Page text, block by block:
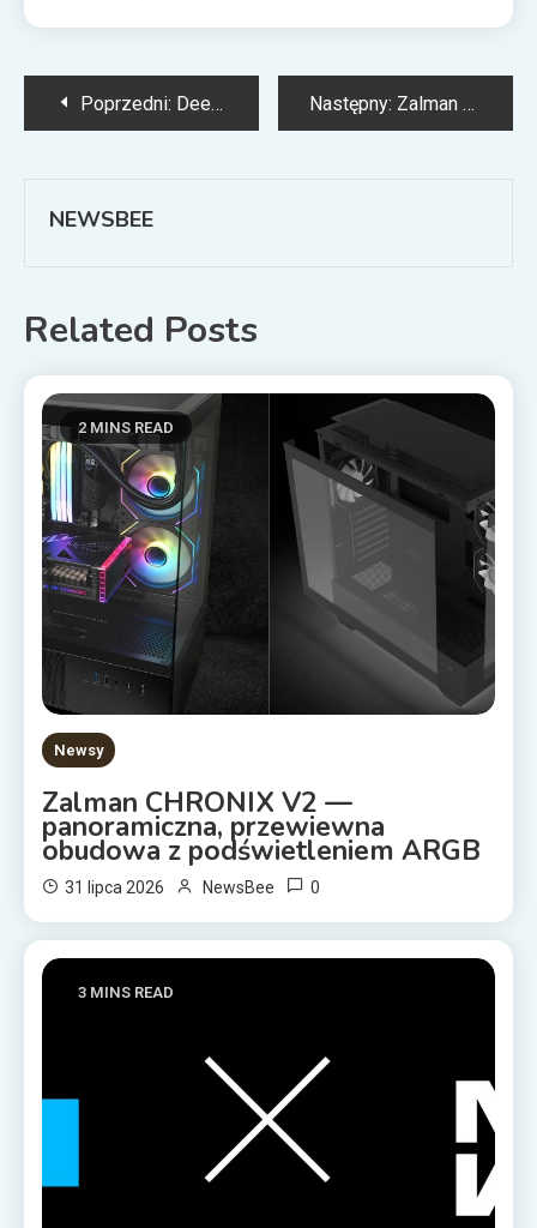
dyski SSD M.2 SATA lub NVMe.
Nawigacja
Poprzedni: Deepcool: MATREXX 70 3F dla miłośników podświetlenia RGB LE Następny: Zalman prezentuje nowe pasty termoprzewodzące
NEWSBEE
Related Posts
2 MINS READ
Newsy
Zalman CHRONIX V2 —
panoramiczna, przewiewna
obudowa z podświetleniem ARGB
31 lipca 2026 NewsBee 0
3 MINS READ